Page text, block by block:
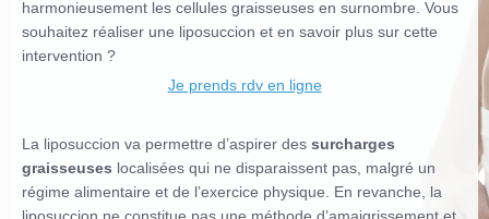
harmonieusement les cellules graisseuses en surnombre. Vous
souhaitez réaliser une liposuccion et en savoir plus sur cette
intervention ?
Je prends rdv en ligne
La liposuccion va permettre d’aspirer des surcharges
graisseuses localisées qui ne disparaissent pas, malgré un
régime alimentaire et de l’exercice physique. En revanche, la